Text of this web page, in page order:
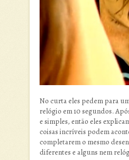
No curta eles pedem para
relógio em 10 segundos.
e simples, então eles
coisas incríveis podem
completarem o mesmo
diferentes e alguns nem